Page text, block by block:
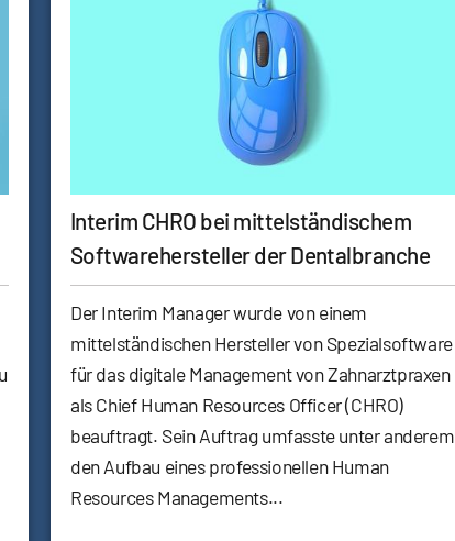
Interim CHRO bei mittelständischem
Softwarehersteller der Dentalbranche
Der Interim Manager wurde von einem
mittelständischen Hersteller von Spezialsoftware
für das digitale Management von Zahnarztpraxen
als Chief Human Resources Officer (CHRO)
beauftragt. Sein Auftrag umfasste unter anderem
den Aufbau eines professionellen Human
Resources Managements...